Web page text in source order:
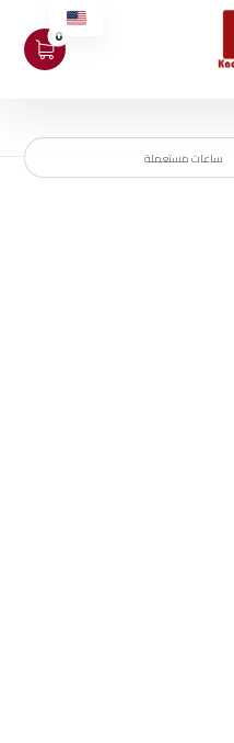
ساعات مستعملة